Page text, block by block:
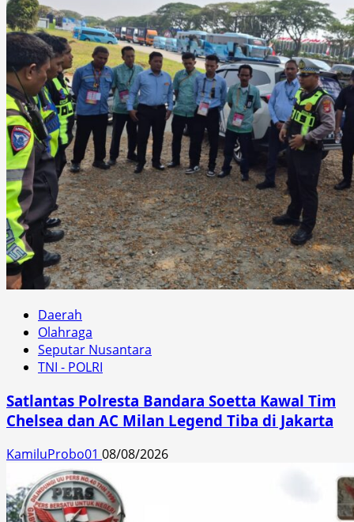
Daerah
Olahraga
Seputar Nusantara
TNI - POLRI
Satlantas Polresta Bandara Soetta Kawal Tim
Chelsea dan AC Milan Legend Tiba di Jakarta
KamiluProbo01 08/08/2026